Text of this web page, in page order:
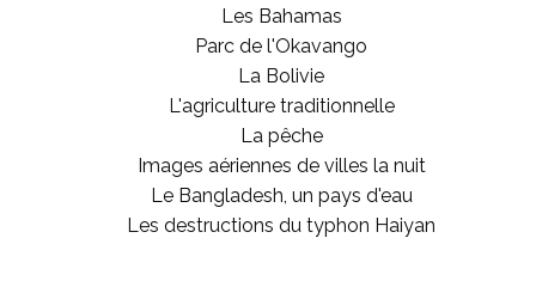
Les Bahamas
Parc de l'Okavango
La Bolivie
L'agriculture traditionnelle
La pêche
Images aériennes de villes la nuit
Le Bangladesh, un pays d'eau
Les destructions du typhon Haiyan